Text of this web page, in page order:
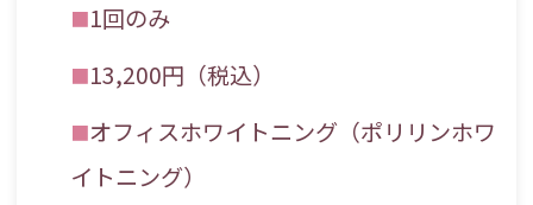
1回のみ
13,200円（税込）
オフィスホワイトニング（ポリリンホワ
イトニング）